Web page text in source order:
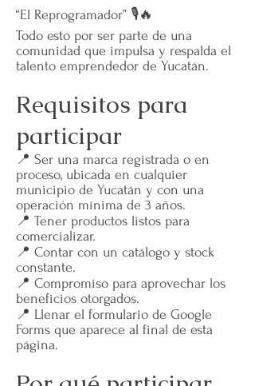
“El Reprogramador” 🎙️🔥
Todo esto por ser parte de una
comunidad que impulsa y respalda el
talento emprendedor de Yucatán.
Requisitos para
participar
📍 Ser una marca registrada o en
proceso, ubicada en cualquier
municipio de Yucatán y con una
operación mínima de 3 años.
📍 Tener productos listos para
comercializar.
📍 Contar con un catálogo y stock
constante.
📍 Compromiso para aprovechar los
beneficios otorgados.
📍 Llenar el formulario de Google
Forms que aparece al final de esta
página.